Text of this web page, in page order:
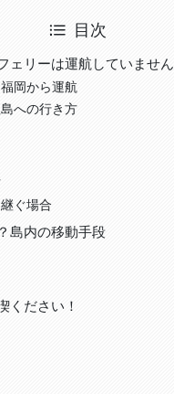
目次
ェリーは運航していません
岡から運航
への行き方
ぐ場合
島内の移動手段
ください！